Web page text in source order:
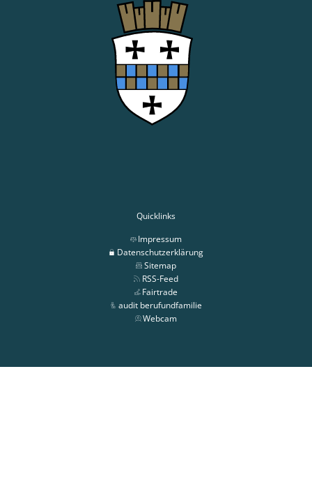
Quicklinks
Impressum
Datenschutzerklärung
Sitemap
RSS-Feed
Fairtrade
audit berufundfamilie
Webcam